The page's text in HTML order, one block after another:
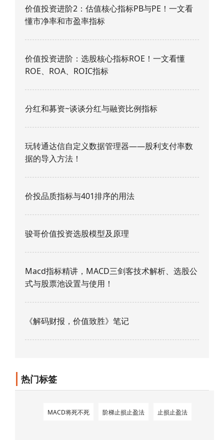
价值投资进阶2：估值核心指标PB与PE！一文看
懂市净率和市盈率指标
价值投资进阶：选股核心指标ROE！一文看懂
ROE、ROA、ROIC指标
分红和募资~谈谈分红与融资比例指标
玩转通达信自定义数据管理器——股利支付率数
据的导入方法！
价投品质指标与401排序的用法
骏哥价值投资选股模型及原理
Macd指标精讲，MACD三剑客技术解析、选股公
式与股票池设置与使用！
《解码财报，价值致胜》笔记
热门标签
MACD将死不死 阶梯止损止盈法 止损止盈法